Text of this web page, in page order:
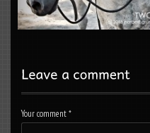
Your comment*